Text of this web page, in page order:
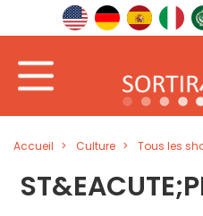
Accueil Culture Tous les